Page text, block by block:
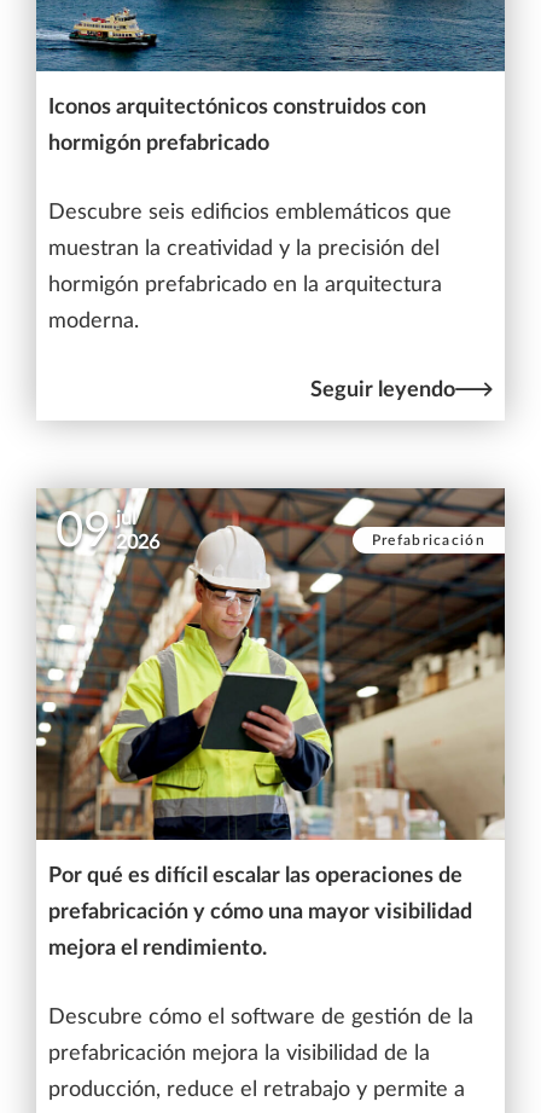
Iconos arquitectónicos construidos con
hormigón prefabricado
Descubre seis edificios emblemáticos que
muestran la creatividad y la precisión del
hormigón prefabricado en la arquitectura
moderna.
Seguir leyendo
09 jul
2026
Prefabricación
Por qué es difícil escalar las operaciones de
prefabricación y cómo una mayor visibilidad
mejora el rendimiento.
Descubre cómo el software de gestión de la
prefabricación mejora la visibilidad de la
producción, reduce el retrabajo y permite a